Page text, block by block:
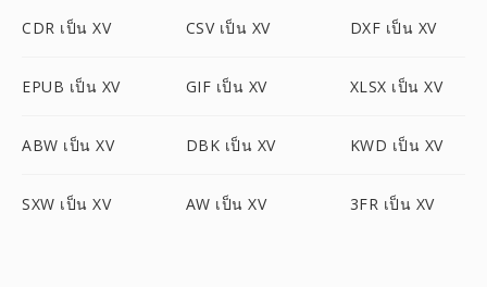
CDR เป็น XV CSV เป็น XV DXF เป็น XV
EPUB เป็น XV GIF เป็น XV XLSX เป็น XV
ABW เป็น XV DBK เป็น XV KWD เป็น XV
SXW เป็น XV AW เป็น XV 3FR เป็น XV